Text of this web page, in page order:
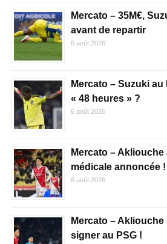
Mercato – 35M€,
avant de repartir
6 août 2026
Mercato – Suzuki au
« 48 heures » ?
6 août 2026
Mercato – Akliouche
médicale annoncée !
6 août 2026
Mercato –
signer au PSG !